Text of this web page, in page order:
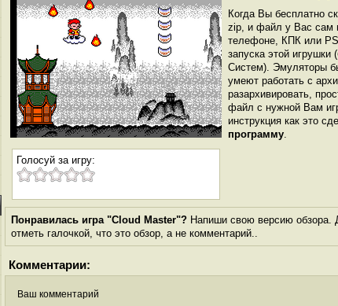
Голосуй за игру:
Когда Вы бесплатно
zip, и файл у Вас сам
телефоне, КПК или
запуска этой игрушки (
Систем). Эмуляторы
умеют работать с
разархивировать,
файл с нужной Вам
инструкция как это
программу.
Понравилась игра "Cloud Master"? Напиши свою версию обзора.
отметь галочкой, что это обзор, а не комментарий..
Комментарии:
Ваш комментарий